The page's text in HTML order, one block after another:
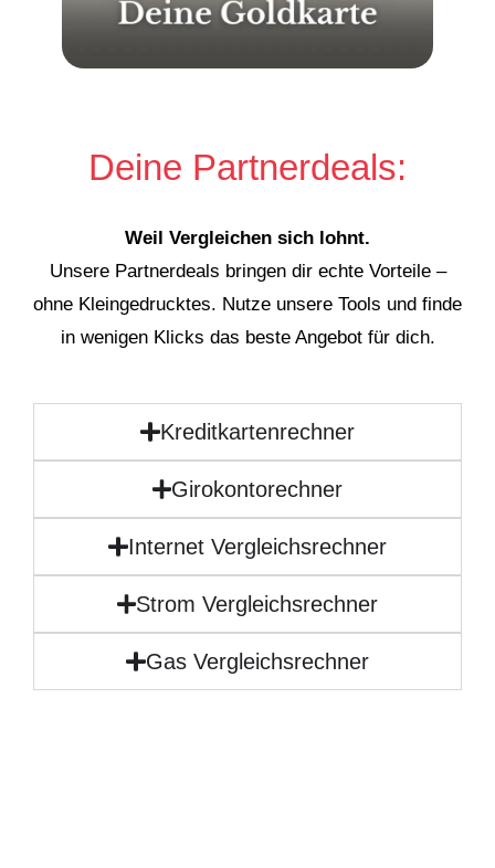
Deine Partnerdeals:
Weil Vergleichen sich lohnt.
Unsere Partnerdeals bringen dir echte Vorteile –
ohne Kleingedrucktes. Nutze unsere Tools und finde
in wenigen Klicks das beste Angebot für dich.
Kreditkartenrechner
Girokontorechner
Internet Vergleichsrechner
Strom Vergleichsrechner
Gas Vergleichsrechner